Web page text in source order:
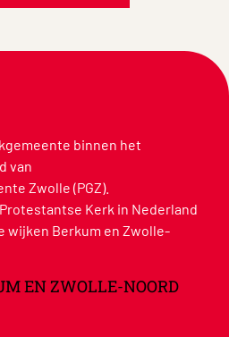
binnen het
van
Zwolle (PGZ).
Kerk in Nederland
wijken Berkum en Zwolle-
EN ZWOLLE-NOORD